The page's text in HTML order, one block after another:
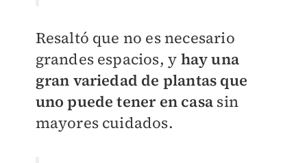
Resaltó que no es necesario
grandes espacios, y hay una
gran variedad de plantas que
uno puede tener en casa sin
mayores cuidados.